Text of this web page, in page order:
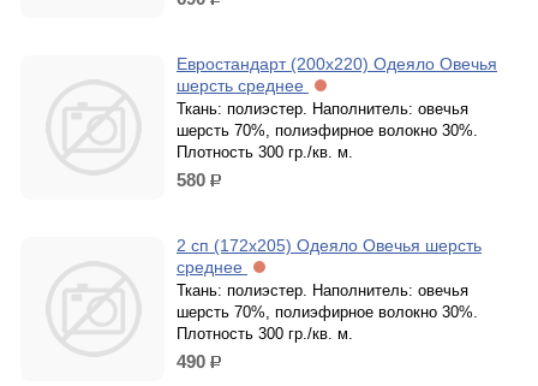
Евростандарт (200х220) Одеяло Овечья
шерсть среднее
Ткань: полиэстер. Наполнитель: овечья
шерсть 70%, полиэфирное волокно 30%.
Плотность 300 гр./кв. м.
580 р.
2 сп (172х205) Одеяло Овечья шерсть
среднее
Ткань: полиэстер. Наполнитель: овечья
шерсть 70%, полиэфирное волокно 30%.
Плотность 300 гр./кв. м.
490 р.